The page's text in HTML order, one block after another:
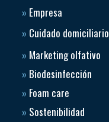
» Empresa
» Cuidado domiciliario
» Marketing olfativo
» Biodesinfección
» Foam care
» Sostenibilidad